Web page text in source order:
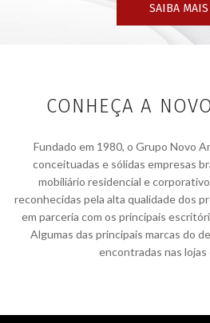
SAIBA MAIS
CONHEÇA A
Fundado em 1980, o Grupo Novo
conceituadas e sólidas empresas
mobiliário residencial e
reconhecidas pela alta qualidade dos
em parceria com os principais
Algumas das principais marcas do
encontradas nas lojas